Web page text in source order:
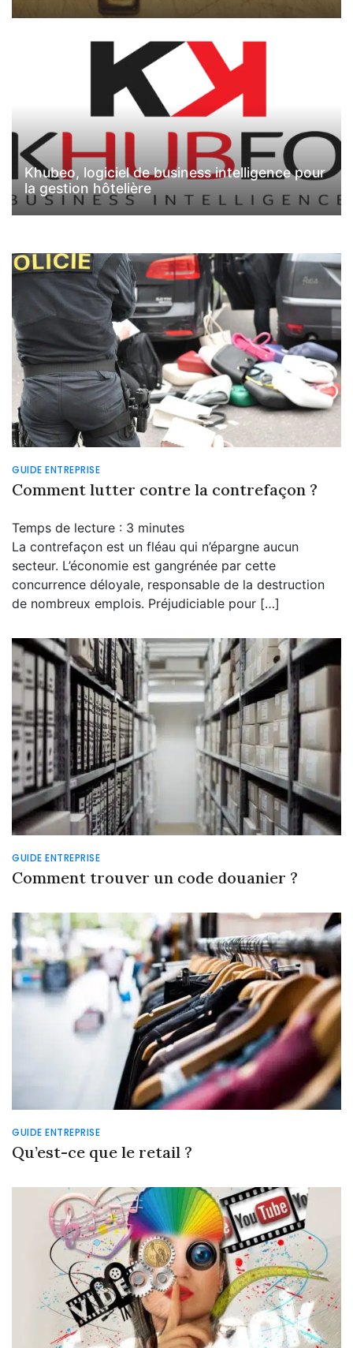
Khubeo, logiciel de business intelligence pour
la gestion hôtelière
GUIDE ENTREPRISE
Comment lutter contre la contrefaçon ?
Temps de lecture : 3 minutes
La contrefaçon est un fléau qui n’épargne aucun
secteur. L’économie est gangrénée par cette
concurrence déloyale, responsable de la destruction
de nombreux emplois. Préjudiciable pour […]
GUIDE ENTREPRISE
Comment trouver un code douanier ?
GUIDE ENTREPRISE
Qu’est-ce que le retail ?